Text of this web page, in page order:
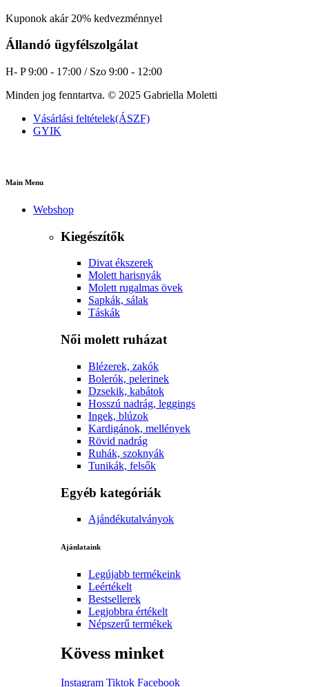
Kuponok akár 20% kedvezménnyel
Állandó ügyfélszolgálat
H- P 9:00 - 17:00 / Szo 9:00 - 12:00
Minden jog fenntartva. © 2025 Gabriella Moletti
Vásárlási feltételek(ÁSZF)
GYIK
Main Menu
Webshop
Kiegészítők
Divat ékszerek
Molett harisnyák
Molett rugalmas övek
Sapkák, sálak
Táskák
Női molett ruházat
Blézerek, zakók
Bolerók, pelerinek
Dzsekik, kabátok
Hosszú nadrág, leggings
Ingek, blúzok
Kardigánok, mellények
Rövid nadrág
Ruhák, szoknyák
Tunikák, felsők
Egyéb kategóriák
Ajándékutalványok
Ajánlataink
Legújabb termékeink
Leértékelt
Bestsellerek
Legjobbra értékelt
Népszerű termékek
Kövess minket
Instagram Tiktok Facebook